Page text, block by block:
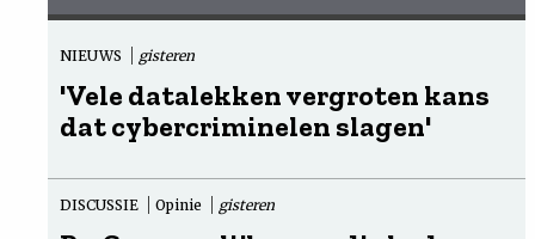
NIEUWS gisteren
'Vele datalekken vergroten kans
dat cybercriminelen slagen'
DISCUSSIE Opinie gisteren